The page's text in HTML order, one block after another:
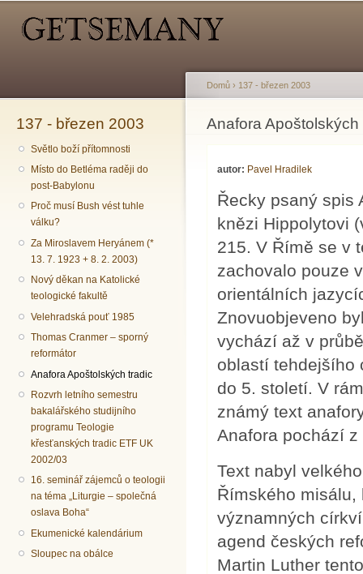
137 - březen 2003
Světlo boží přítomnosti
Místo do Betléma raději do
post-Babylonu
Proč musí Bush vést tuhle
válku?
Za Miroslavem Heryánem (*
13. 7. 1923 + 8. 2. 2003)
Nový děkan na Katolické
teologické fakultě
Velehradská pouť 1985
Thomas Cranmer – sporný
reformátor
Anafora Apoštolských tradic
Rozvrh letního semestru
bakalářského studijního
programu Teologie
křesťanských tradic ETF UK
2002/03
16. seminář zájemců o teologii
na téma „Liturgie – společná
oslava Boha“
Ekumenické kalendárium
Sloupec na obálce
Jste zde
Domů › 137 - březen 2003
Anafora Apoštolských
autor: Pavel Hradilek
Řecky psaný spis
knězi Hippolytovi
215. V Římě se v
zachovalo pouze
orientálních
Znovuobjeveno
vychází až v
oblastí tehdejšího
do 5. století. V
známý text
Anafora pochází
Text nabyl
Římského
významných
agend českých
Martin Luther